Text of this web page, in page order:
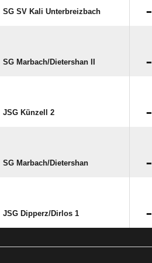
SG SV Kali Unterbreizbach 
SG Marbach/​Dietershan II 
JSG Künzell 2 
SG Marbach/​Dietershan 
JSG Dipperz/​Dirlos 1 